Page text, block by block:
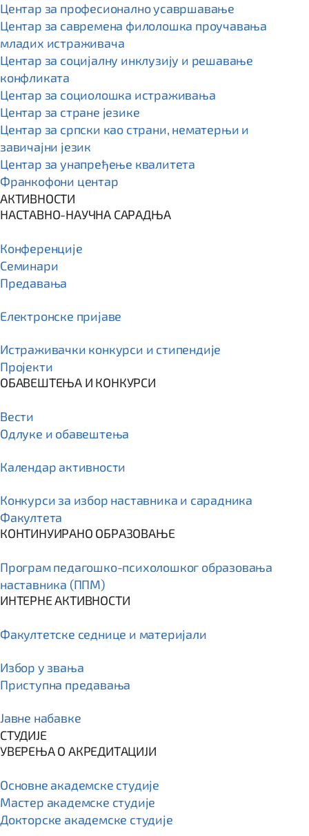
Центар за професионално усавршавање
Центар за савремена филолошка проучавања
младих истраживача
Центар за социјалну инклузију и решавање
конфликата
Центар за социолошка истраживања
Центар за стране језике
Центар за српски као страни, нематерњи и
завичајни језик
Центар за унапређење квалитета
Франкофони центар
АКТИВНОСТИ
НАСТАВНО-НАУЧНА САРАДЊА
Конференције
Семинари
Предавања
Електронске пријаве
Истраживачки конкурси и стипендије
Пројекти
ОБАВЕШТЕЊА И КОНКУРСИ
Вести
Одлуке и обавештења
Календар активности
Конкурси за избор наставника и сарадника
Факултета
КОНТИНУИРАНО ОБРАЗОВАЊЕ
Програм пeдагошко-психолошког образовања
наставника (ППМ)
ИНТЕРНЕ АКТИВНОСТИ
Факултетске седнице и материјали
Избор у звања
Приступна предавања
Јавне набавке
СТУДИЈЕ
УВЕРЕЊА О АКРЕДИТАЦИЈИ
Основне академске студије
Мастер академске студије
Докторске академске студије